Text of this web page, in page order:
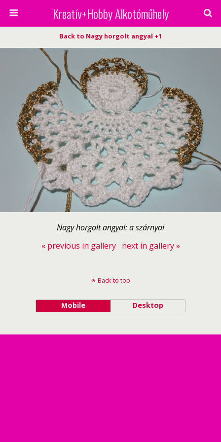
Kreatív+Hobby Alkotóműhely
Back to Nagy horgolt angyal +1
Nagy horgolt angyal: a szárnyai
« previous in gallery
next in gallery »
Back to top
Mobile Desktop